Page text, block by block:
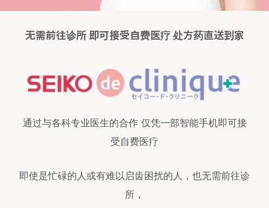
无需前往诊所 即可接受自费医疗 处方药直送到家
通过与各科专业医生的合作 仅凭一部智能手机即可接
受自费医疗
即使是忙碌的人或有难以启齿困扰的人，也无需前往诊
所，